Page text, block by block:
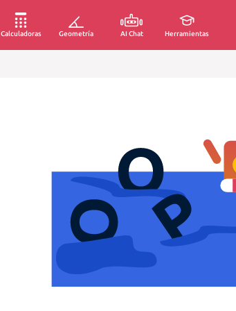
Calculadoras Geometría AI Chat Herramientas